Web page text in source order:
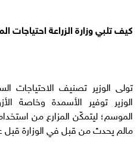
كيف تلبي وزارة الزراعة احتياجات
تولى الوزير تصنيف الاحتياجات
الوزير توفير الأسمدة وخاصة
الموسم؛ ليتمكّن المزارع من
مالم يحدث من قبل في الوزارة